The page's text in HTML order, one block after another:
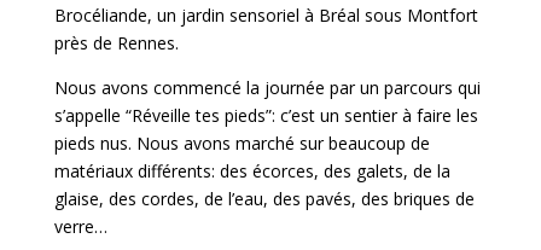
Brocéliande, un jardin sensoriel à Bréal sous Montfort
près de Rennes.
Nous avons commencé la journée par un parcours qui
s’appelle “Réveille tes pieds”: c’est un sentier à faire les
pieds nus. Nous avons marché sur beaucoup de
matériaux différents: des écorces, des galets, de la
glaise, des cordes, de l’eau, des pavés, des briques de
verre…